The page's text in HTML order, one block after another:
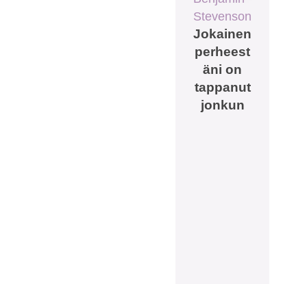
Stevenson
Jokainen
perheest
äni on
tappanut
jonkun